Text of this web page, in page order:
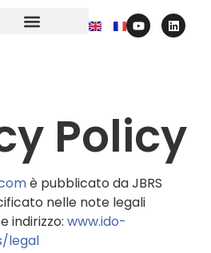
Policy
è pubblicato da JBRS
nelle note legali
indirizzo: www.ido-
legal